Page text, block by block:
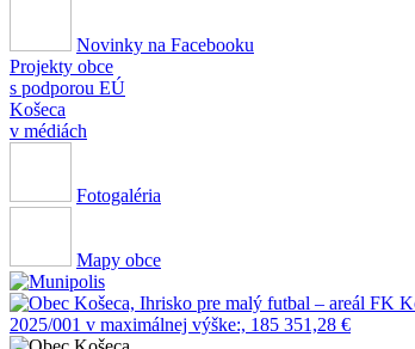
Novinky na Facebooku
Projekty obce
s podporou EÚ
Košeca
v médiách
Fotogaléria
Mapy obce